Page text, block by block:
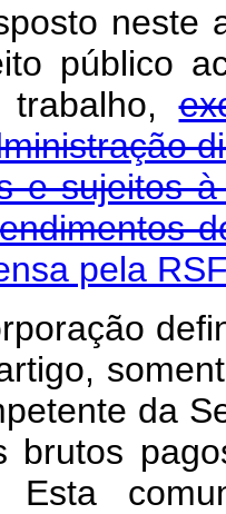
neste
público
trabalho,
e sujeitos
pela
da
brutos
Esta